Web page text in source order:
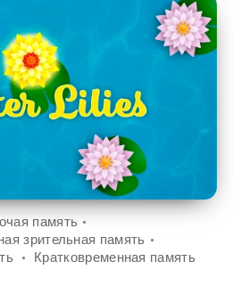
память
зрительная память
Кратковременная память